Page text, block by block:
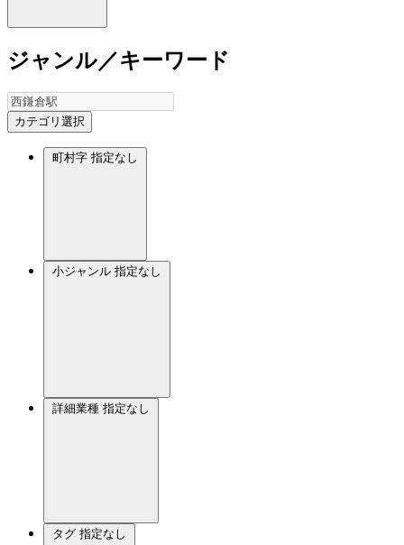
ジャンル／キーワード
カテゴリ選択
町村字 指定なし
小ジャンル 指定なし
詳細業種 指定なし
タグ 指定なし